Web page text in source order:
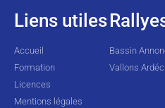
Liens utiles
Accueil
Formation
Licences
Mentions légales
Bassin
Vallons